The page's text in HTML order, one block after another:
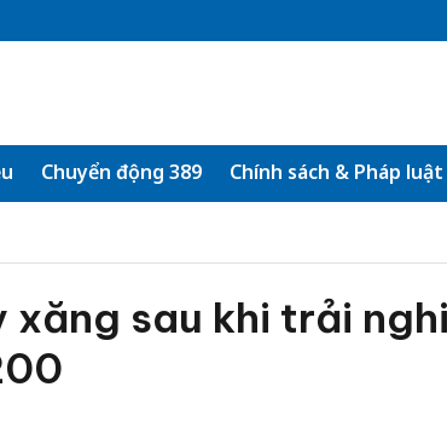
Chuyển động 389 Chính sách & Pháp luật
xăng sau khi trải